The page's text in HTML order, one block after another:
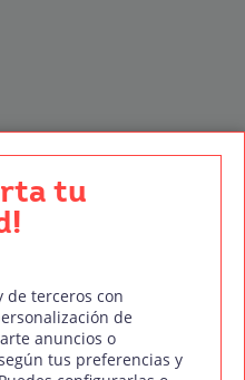
tu
de terceros con
de
anuncios o
tus preferencias y